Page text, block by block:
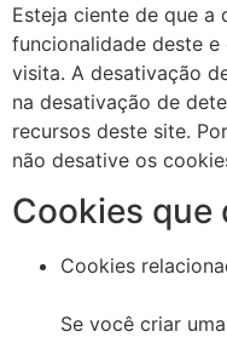
Esteja ciente de que a
funcionalidade deste
visita. A desativação
na desativação de
recursos deste site.
não desative os
Cookies que
Cookies
Se você criar